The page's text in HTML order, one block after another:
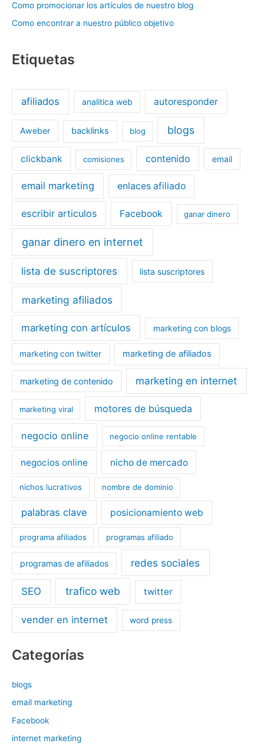
Como promocionar los artículos de nuestro blog
Como encontrar a nuestro público objetivo
Etiquetas
afiliados analitica web autoresponder
Aweber backlinks blog blogs
clickbank comisiones contenido email
email marketing enlaces afiliado
escribir articulos Facebook ganar dinero
ganar dinero en internet
lista de suscriptores lista suscriptores
marketing afiliados
marketing con artículos marketing con blogs
marketing con twitter marketing de afiliados
marketing de contenido marketing en internet
marketing viral motores de búsqueda
negocio online negocio online rentable
negocios online nicho de mercado
nichos lucrativos nombre de dominio
palabras clave posicionamiento web
programa afiliados programas afiliado
programas de afiliados redes sociales
SEO trafico web twitter
vender en internet word press
Categorías
blogs
email marketing
Facebook
internet marketing